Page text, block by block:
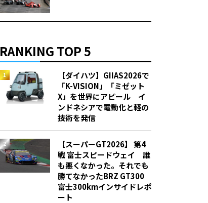
RANKING TOP 5
【ダイハツ】GIIAS2026で
「K-VISION」「ミゼット
X」を世界にアピール イ
ンドネシアで電動化と軽の
技術を発信
【スーパーGT2026】 第4
戦 富士スピードウェイ 誰
も悪くなかった。それでも
勝てなかった――BRZ GT300
富士300kmインサイドレポ
ート